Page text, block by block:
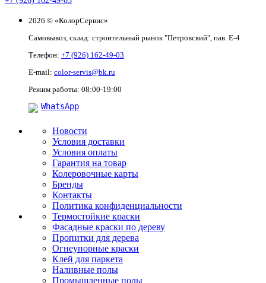
2026 © «КолорСервис»
Самовывоз, склад: строительный рынок "Петровский", пав. Е-4
Телефон: +7 (926) 162-49-03
E-mail: color-servis@bk.ru
Режим работы: 08:00-19:00
WhatsApp
Новости
Условия доставки
Условия оплаты
Гарантия на товар
Колеровочные карты
Бренды
Контакты
Политика конфиденциальности
Термостойкие краски
Фасадные краски по дереву
Пропитки для дерева
Огнеупорные краски
Клей для паркета
Наливные полы
Промышленные полы